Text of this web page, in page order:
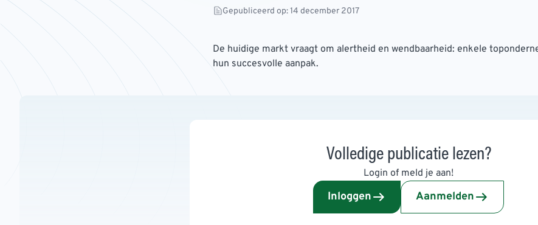
Gepubliceerd op: 14 december 2017
De huidige markt vraagt om alertheid en wendbaarheid: enkele
hun succesvolle aanpak.
Volledige publicatie lezen?
Login of meld je aan!
Inloggen Aanmelden